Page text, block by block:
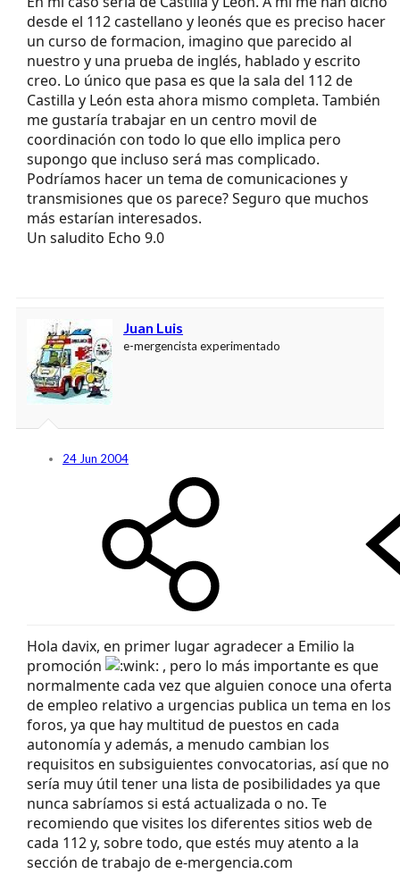
desde el 112 castellano y leonés que es preciso hacer
un curso de formacion, imagino que parecido al
nuestro y una prueba de inglés, hablado y escrito
creo. Lo único que pasa es que la sala del 112 de
Castilla y León esta ahora mismo completa. También
me gustaría trabajar en un centro movil de
coordinación con todo lo que ello implica pero
supongo que incluso será mas complicado.
Podríamos hacer un tema de comunicaciones y
transmisiones que os parece? Seguro que muchos
más estarían interesados.
Un saludito Echo 9.0
Juan Luis
e-mergencista experimentado
24 Jun 2004
Hola davix, en primer lugar agradecer a Emilio la
promoción
, pero lo más importante es que
normalmente cada vez que alguien conoce una oferta
de empleo relativo a urgencias publica un tema en los
foros, ya que hay multitud de puestos en cada
autonomía y además, a menudo cambian los
requisitos en subsiguientes convocatorias, así que no
sería muy útil tener una lista de posibilidades ya que
nunca sabríamos si está actualizada o no. Te
recomiendo que visites los diferentes sitios web de
cada 112 y, sobre todo, que estés muy atento a la
sección de trabajo de e-mergencia.com